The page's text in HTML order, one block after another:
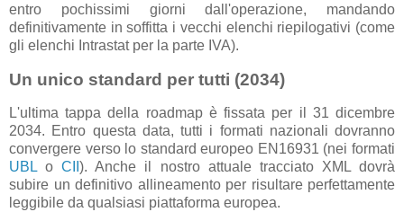
entro pochissimi giorni dall'operazione, mandando
definitivamente in soffitta i vecchi elenchi riepilogativi (come
gli elenchi Intrastat per la parte IVA).
Un unico standard per tutti (2034)
L'ultima tappa della roadmap è fissata per il 31 dicembre
2034. Entro questa data, tutti i formati nazionali dovranno
convergere verso lo standard europeo EN16931 (nei formati
UBLoCII ). Anche il nostro attuale tracciato XML dovrà
subire un definitivo allineamento per risultare perfettamente
leggibile da qualsiasi piattaforma europea.